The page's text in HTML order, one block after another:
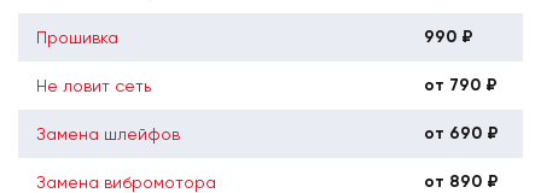
Прошивка 990 ₽
Не ловит сеть от 790 ₽
Замена шлейфов от 690 ₽
Замена вибромотора от 890 ₽